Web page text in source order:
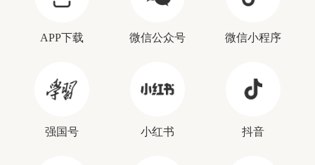
APP下载 微信公众号 微信小程序
强国号 小红书 抖音